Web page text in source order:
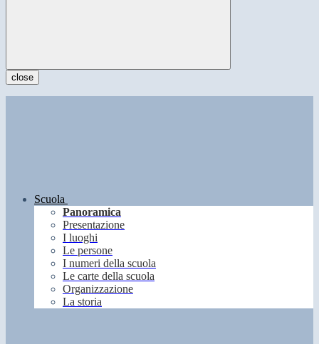
close
Scuola
Panoramica
Presentazione
I luoghi
Le persone
I numeri della scuola
Le carte della scuola
Organizzazione
La storia